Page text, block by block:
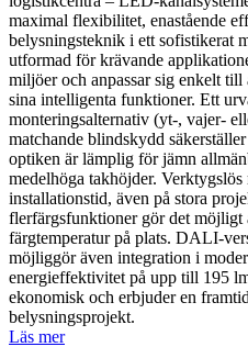
maximal flexibilitet, enastående
belysningsteknik i ett sofistikerat
utformad för krävande
miljöer och anpassar sig enkelt
sina intelligenta funktioner. Ett
monteringsalternativ (yt-, vajer-
matchande blindskydd
optiken är lämplig för jämn
medelhöga takhöjder.
installationstid, även på stora
flerfärgsfunktioner gör det möjligt
färgtemperatur på plats. DALI-
möjliggör även integration i
energieffektivitet på upp till 195
ekonomisk och erbjuder en
belysningsprojekt.
Läs mer